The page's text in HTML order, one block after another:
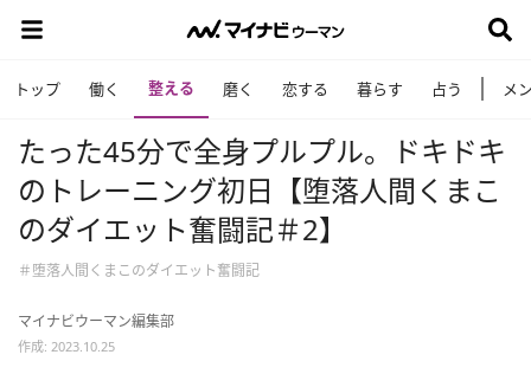
トップ 働く 整える 磨く 恋する 暮らす 占う メ
たった45分で全身プルプル。ドキドキ
のトレーニング初日【堕落人間くまこ
のダイエット奮闘記＃2】
＃堕落人間くまこのダイエット奮闘記
マイナビウーマン編集部
作成: 2023.10.25